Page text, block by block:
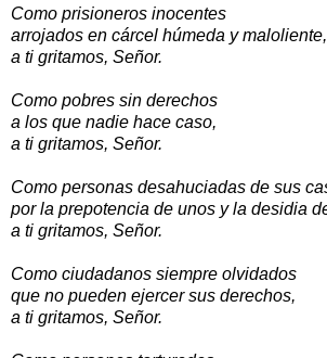
Como prisioneros inocentes
arrojados en cárcel húmeda y maloliente,
a ti gritamos, Señor.
Como pobres sin derechos
a los que nadie hace caso,
a ti gritamos, Señor.
Como personas desahuciadas de sus
por la prepotencia de unos y la desidia
a ti gritamos, Señor.
Como ciudadanos siempre olvidados
que no pueden ejercer sus derechos,
a ti gritamos, Señor.